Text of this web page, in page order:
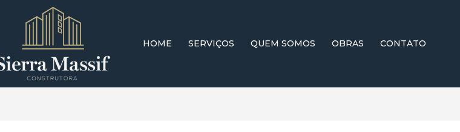
HOME SERVIÇOS QUEM SOMOS OBRAS CONTATO